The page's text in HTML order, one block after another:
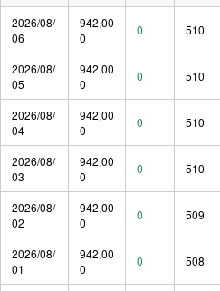
2026/08/
06
942,00
0
0 510
2026/08/
05
942,00
0
0 510
2026/08/
04
942,00
0
0 510
2026/08/
03
942,00
0
0 510
2026/08/
02
942,00
0
0 509
2026/08/
01
942,00
0
0 508